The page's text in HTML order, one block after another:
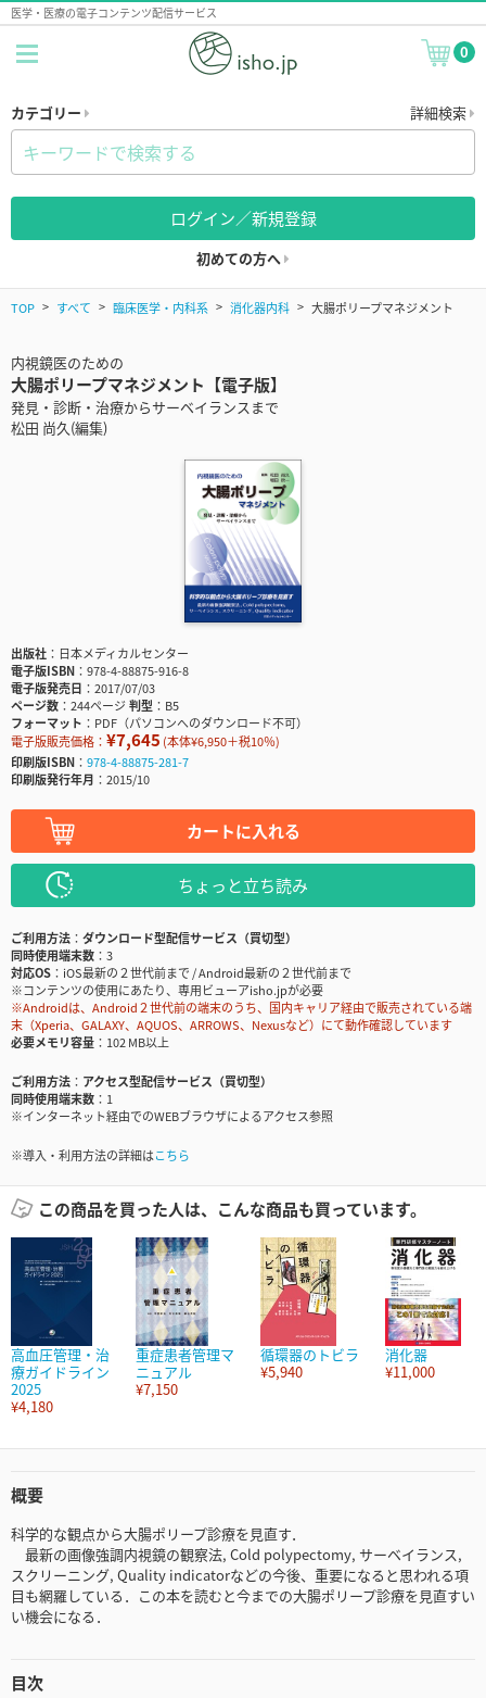
医学・医療の電子コンテンツ配信サービス
0
カテゴリー 詳細検索
ログイン／新規登録
初めての方へ
TOP すべて 臨床医学・内科系 消化器内科 大腸ポリープマネジメント
内視鏡医のための
大腸ポリープマネジメント【電子版】
発見・診断・治療からサーベイランスまで
松田 尚久(編集)
出版社
日本メディカルセンター
電子版ISBN
978-4-88875-916-8
電子版発売日
2017/07/03
ページ数
244ページ判型
B5
フォーマット
PDF（パソコンへのダウンロード不可）
電子版販売価格： ¥7,645 (本体¥6,950＋税10％)
印刷版ISBN
978-4-88875-281-7
印刷版発行年月
2015/10
カートに入れる
ちょっと立ち読み
ご利用方法
ダウンロード型配信サービス（買切型）
同時使用端末数
3
対応OS
iOS最新の２世代前まで / Android最新の２世代前まで
※コンテンツの使用にあたり、専用ビューアisho.jpが必要
※Androidは、Android２世代前の端末のうち、国内キャリア経由で販売されている端
末（Xperia、GALAXY、AQUOS、ARROWS、Nexusなど）にて動作確認しています
必要メモリ容量
102 MB以上
ご利用方法
アクセス型配信サービス（買切型）
同時使用端末数
1
※インターネット経由でのWEBブラウザによるアクセス参照
※導入・利用方法の詳細はこちら
この商品を買った人は、こんな商品も買っています。
高血圧管理・治
療ガイドライン
2025
¥4,180
重症患者管理マ
ニュアル
¥7,150
循環器のトビラ
¥5,940
消化器
¥11,000
概要
科学的な観点から大腸ポリープ診療を見直す．
最新の画像強調内視鏡の観察法, Cold polypectomy, サーベイランス,
スクリーニング, Quality indicatorなどの今後、重要になると思われる項
目も網羅している．この本を読むと今までの大腸ポリープ診療を見直すい
い機会になる．
目次